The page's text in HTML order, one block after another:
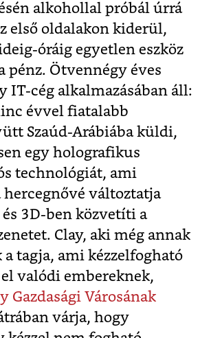
alkohollal próbál úrrá
első oldalakon kiderül,
óráig egyetlen eszköz
pénz. Ötvennégy éves
IT-cég alkalmazásában áll:
évvel fiatalabb
Szaúd-Arábiába küldi,
egy holografikus
technológiát, ami
változtatja
3D-ben közvetíti a
Clay, aki még annak
a tagja, ami kézzelfogható
valódi embereknek,
Gazdasági Városának
várja, hogy